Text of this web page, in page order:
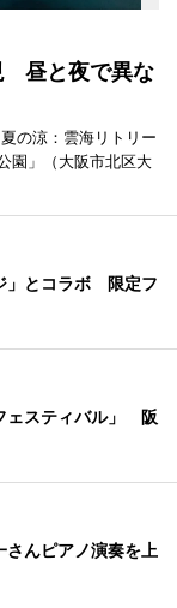
昼と夜で異な
の涼：雲海リトリー
園」（大阪市北区大
」とコラボ 限定フ
ェスティバル」 阪
さんピアノ演奏を上